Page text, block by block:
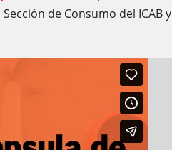
de Consumo del ICAB y